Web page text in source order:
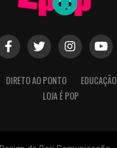
DIRETO AO PONTO EDUCAÇÃO
LOJA É POP